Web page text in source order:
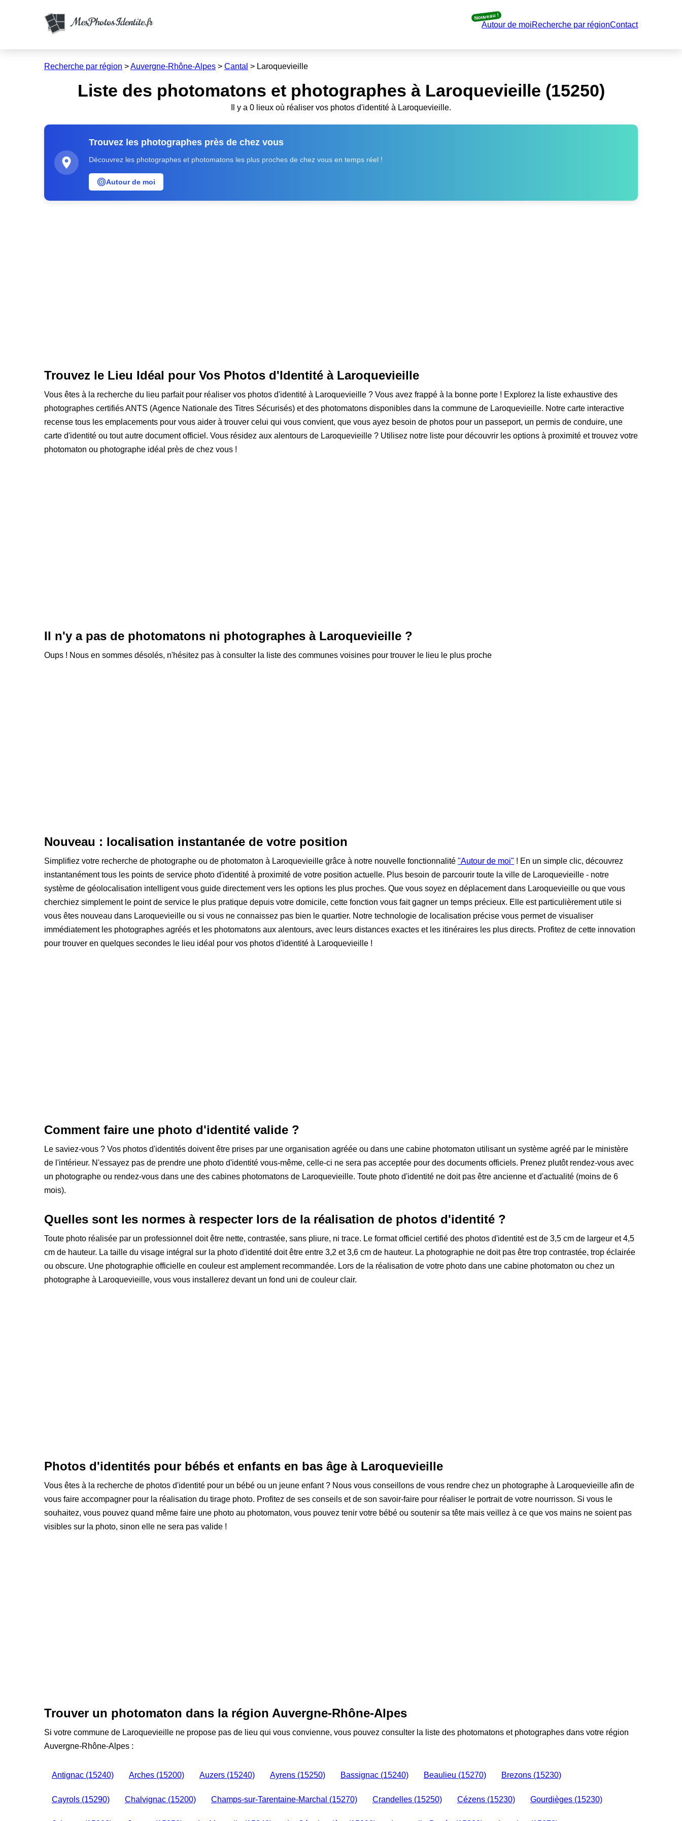
Autour de moi
Nouveau !
Recherche par régionContact
Recherche par région >Auvergne-Rhône-Alpes > Cantal > Laroquevieille
Liste des photomatons et photographes à Laroquevieille (15250)
Il y a 0 lieux où réaliser vos photos d'identité à Laroquevieille.
Trouvez les photographes près de chez vous
Découvrez les photographes et photomatons les plus proches de chez vous en temps réel !
Autour de moi
Trouvez le Lieu Idéal pour Vos Photos d'Identité à Laroquevieille
Vous êtes à la recherche du lieu parfait pour réaliser vos photos d'identité à Laroquevieille ? Vous avez frappé à la bonne porte ! Explorez la liste exhaustive des
photographes certifiés ANTS (Agence Nationale des Titres Sécurisés) et des photomatons disponibles dans la commune de Laroquevieille. Notre carte interactive
recense tous les emplacements pour vous aider à trouver celui qui vous convient, que vous ayez besoin de photos pour un passeport, un permis de conduire, une
carte d'identité ou tout autre document officiel. Vous résidez aux alentours de Laroquevieille ? Utilisez notre liste pour découvrir les options à proximité et trouvez votre
photomaton ou photographe idéal près de chez vous !
Il n'y a pas de photomatons ni photographes à Laroquevieille ?
Oups ! Nous en sommes désolés, n'hésitez pas à consulter la liste des communes voisines pour trouver le lieu le plus proche
Nouveau : localisation instantanée de votre position
Simplifiez votre recherche de photographe ou de photomaton à Laroquevieille grâce à notre nouvelle fonctionnalité "Autour de moi" ! En un simple clic, découvrez
instantanément tous les points de service photo d'identité à proximité de votre position actuelle. Plus besoin de parcourir toute la ville de Laroquevieille - notre
système de géolocalisation intelligent vous guide directement vers les options les plus proches. Que vous soyez en déplacement dans Laroquevieille ou que vous
cherchiez simplement le point de service le plus pratique depuis votre domicile, cette fonction vous fait gagner un temps précieux. Elle est particulièrement utile si
vous êtes nouveau dans Laroquevieille ou si vous ne connaissez pas bien le quartier. Notre technologie de localisation précise vous permet de visualiser
immédiatement les photographes agréés et les photomatons aux alentours, avec leurs distances exactes et les itinéraires les plus directs. Profitez de cette innovation
pour trouver en quelques secondes le lieu idéal pour vos photos d'identité à Laroquevieille !
Comment faire une photo d'identité valide ?
Le saviez-vous ? Vos photos d'identités doivent être prises par une organisation agréée ou dans une cabine photomaton utilisant un système agréé par le ministère
de l'intérieur. N'essayez pas de prendre une photo d'identité vous-même, celle-ci ne sera pas acceptée pour des documents officiels. Prenez plutôt rendez-vous avec
un photographe ou rendez-vous dans une des cabines photomatons de Laroquevieille. Toute photo d'identité ne doit pas être ancienne et d'actualité (moins de 6
mois).
Quelles sont les normes à respecter lors de la réalisation de photos d'identité ?
Toute photo réalisée par un professionnel doit être nette, contrastée, sans pliure, ni trace. Le format officiel certifié des photos d'identité est de 3,5 cm de largeur et 4,5
cm de hauteur. La taille du visage intégral sur la photo d'identité doit être entre 3,2 et 3,6 cm de hauteur. La photographie ne doit pas être trop contrastée, trop éclairée
ou obscure. Une photographie officielle en couleur est amplement recommandée. Lors de la réalisation de votre photo dans une cabine photomaton ou chez un
photographe à Laroquevieille, vous vous installerez devant un fond uni de couleur clair.
Photos d'identités pour bébés et enfants en bas âge à Laroquevieille
Vous êtes à la recherche de photos d'identité pour un bébé ou un jeune enfant ? Nous vous conseillons de vous rendre chez un photographe à Laroquevieille afin de
vous faire accompagner pour la réalisation du tirage photo. Profitez de ses conseils et de son savoir-faire pour réaliser le portrait de votre nourrisson. Si vous le
souhaitez, vous pouvez quand même faire une photo au photomaton, vous pouvez tenir votre bébé ou soutenir sa tête mais veillez à ce que vos mains ne soient pas
visibles sur la photo, sinon elle ne sera pas valide !
Trouver un photomaton dans la région Auvergne-Rhône-Alpes
Si votre commune de Laroquevieille ne propose pas de lieu qui vous convienne, vous pouvez consulter la liste des photomatons et photographes dans votre région
Auvergne-Rhône-Alpes :
Antignac (15240) Arches (15200) Auzers (15240) Ayrens (15250) Bassignac (15240) Beaulieu (15270) Brezons (15230)
Cayrols (15290) Chalvignac (15200) Champs-sur-Tarentaine-Marchal (15270) Crandelles (15250) Cézens (15230) Gourdièges (15230)